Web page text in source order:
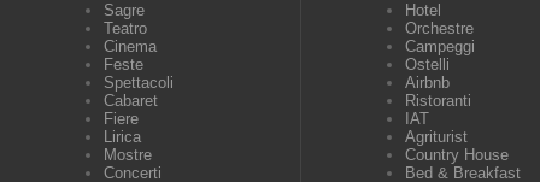
Sagre
Teatro
Cinema
Feste
Spettacoli
Cabaret
Fiere
Lirica
Mostre
Concerti
Hotel
Orchestre
Campeggi
Ostelli
Airbnb
Ristoranti
IAT
Agriturist
Country House
Bed & Breakfast